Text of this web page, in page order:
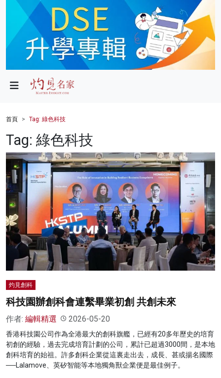
政局
財經
健康
商業
科技
影片
名家榜
灼見活動
首頁 Tag: 綠色科技
Tag: 綠色科技
灼見創科
科技園辦創科會連繫畢業初創 共創未來
作者: 編輯精選 2026-05-20
香港科技園公司作為全港最大的創科旗艦，已經有20多年歷史的培育
初創的經驗，過去完成培育計劃的公司，累計已超過3000間，是本地
創科培育的始祖。許多創科企業從這裏走出去，成長、甚或揚名國際
──Lalamove、英矽智能等本地獨角獸企業便是最佳例子。